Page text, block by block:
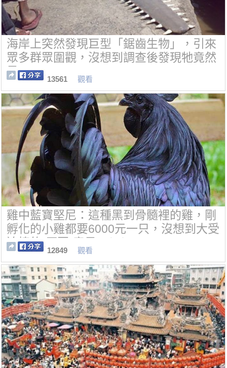
海岸上突然發現巨型「鋸齒生物」，引來
眾多群眾圍觀，沒想到調查後發現牠竟然
是······
13561 觀看
雞中藍寶堅尼：這種黑到骨髓裡的雞，剛
孵化的小雞都要6000元一只，沒想到大受
追捧的“原因”竟是...！！
12849 觀看